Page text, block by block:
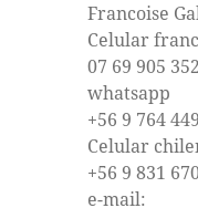
Francoise
Celular
07 69 905 352
whatsapp
+56 9 764
Celular
+56 9 831
e-mail: